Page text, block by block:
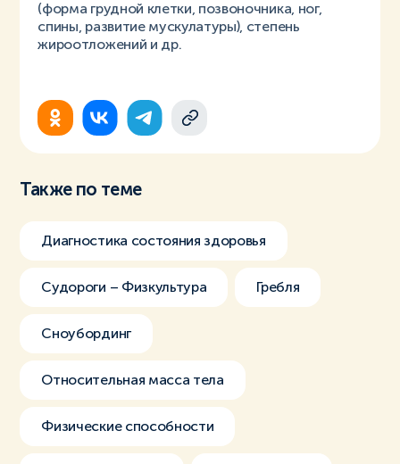
(форма грудной клетки, позвоночника, ног,
спины, развитие мускулатуры), степень
жироотложений и др.
Также по теме
Диагностика состояния здоровья
Судороги – Физкультура Гребля
Сноубординг
Относительная масса тела
Физические способности